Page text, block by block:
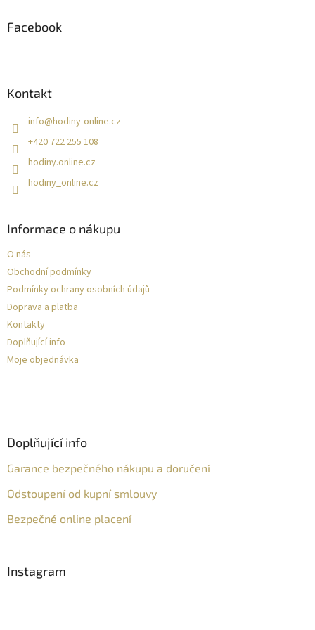
Facebook
Kontakt
info@hodiny-online.cz
+420 722 255 108
hodiny.online.cz
hodiny_online.cz
Informace o nákupu
O nás
Obchodní podmínky
Podmínky ochrany osobních údajů
Doprava a platba
Kontakty
Doplňující info
Moje objednávka
Doplňující info
Garance bezpečného nákupu a doručení
Odstoupení od kupní smlouvy
Bezpečné online placení
Instagram